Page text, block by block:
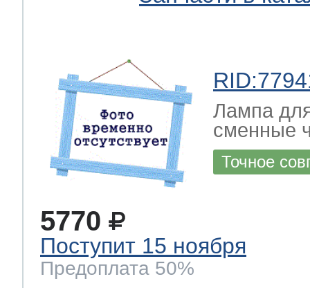
Лампа
сменные
Точное
5770
Поступит 15 ноября
Предоплата 50%